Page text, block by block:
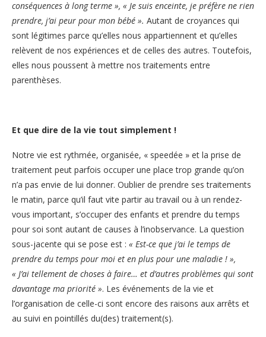
conséquences à long terme », « Je suis enceinte, je préfère ne rien
prendre, j’ai peur pour mon bébé ». Autant de croyances qui
sont légitimes parce qu’elles nous appartiennent et qu’elles
relèvent de nos expériences et de celles des autres. Toutefois,
elles nous poussent à mettre nos traitements entre
parenthèses.
Et que dire de la vie tout simplement !
Notre vie est rythmée, organisée, « speedée » et la prise de
traitement peut parfois occuper une place trop grande qu’on
n’a pas envie de lui donner. Oublier de prendre ses traitements
le matin, parce qu’il faut vite partir au travail ou à un rendez-
vous important, s’occuper des enfants et prendre du temps
pour soi sont autant de causes à l’inobservance. La question
sous-jacente qui se pose est : « Est-ce que j’ai le temps de
prendre du temps pour moi et en plus pour une maladie ! »,
« J’ai tellement de choses à faire… et d’autres problèmes qui sont
davantage ma priorité ». Les événements de la vie et
l’organisation de celle-ci sont encore des raisons aux arrêts et
au suivi en pointillés du(des) traitement(s).